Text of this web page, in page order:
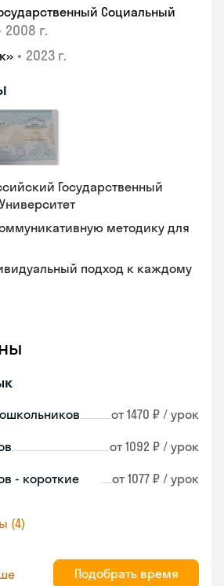
Социальный
2008 г.
• 2023 г.
Государственный
методику для
подход к каждому
от 1470 ₽ / урок
от 1092 ₽ / урок
- короткие
от 1077 ₽ / урок
(4)
Подобрать время